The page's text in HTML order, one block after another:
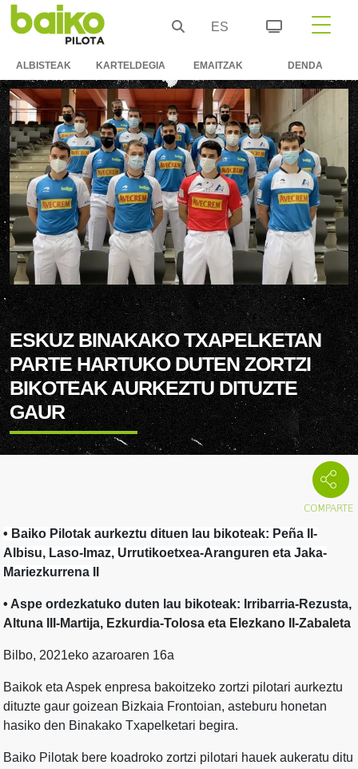
ES
ALBISTEAK KARTELDEGIA EMAITZAK DENDA
ESKUZ BINAKAKO TXAPELKETAN
PARTE HARTUKO DUTEN ZORTZI
BIKOTEAK AURKEZTU DITUZTE
GAUR
• Baiko Pilotak aurkeztu dituen lau bikoteak: Peña II-
Albisu, Laso-Imaz, Urrutikoetxea-Aranguren eta Jaka-
Mariezkurrena II
• Aspe ordezkatuko duten lau bikoteak: Irribarria-Rezusta,
Altuna III-Martija, Ezkurdia-Tolosa eta Elezkano II-Zabaleta
Bilbo, 2021eko azaroaren 16a
Baikok eta Aspek enpresa bakoitzeko zortzi pilotari aurkeztu
dituzte gaur goizean Bizkaia Frontoian, asteburu honetan
hasiko den Binakako Txapelketari begira.
Baiko Pilotak bere koadroko zortzi pilotari hauek aukeratu ditu